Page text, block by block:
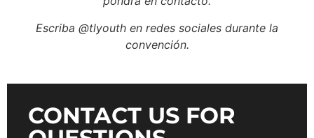
Escriba @tlyouth en redes sociales durante la
convención.
CONTACT US FOR